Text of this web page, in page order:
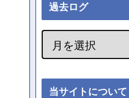
過去ログ
当サイトについて